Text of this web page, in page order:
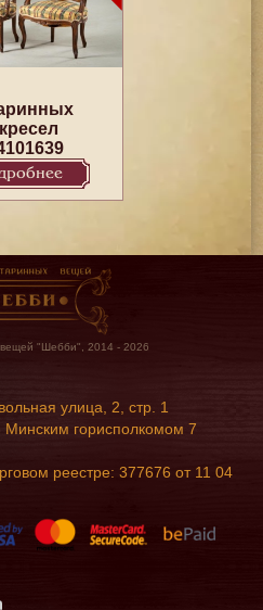
"Шебби", 2014 - 2026
улица, 2, стр. 1
горисполкомом 7
реестре: 377676 от 11 04